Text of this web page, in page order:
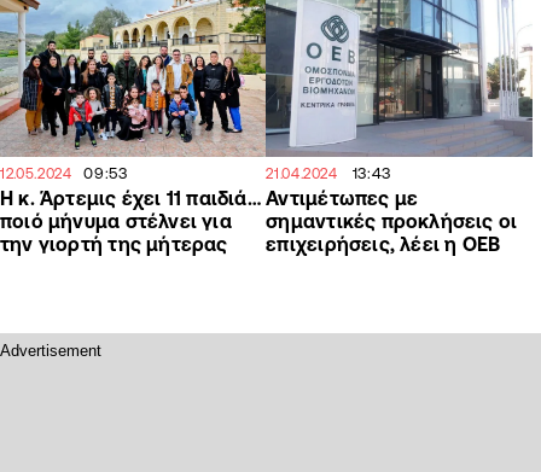
12.05.2024 09:53
Η κ. Άρτεμις έχει 11 παιδιά…
ποιό μήνυμα στέλνει για
την γιορτή της μήτερας
21.04.2024 13:43
Αντιμέτωπες με
σημαντικές προκλήσεις οι
επιχειρήσεις, λέει η ΟΕΒ